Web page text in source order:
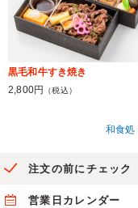
黒毛和牛すき焼き
2,800円
（税込）
和食処
注文の前にチェック
営業日カレンダー